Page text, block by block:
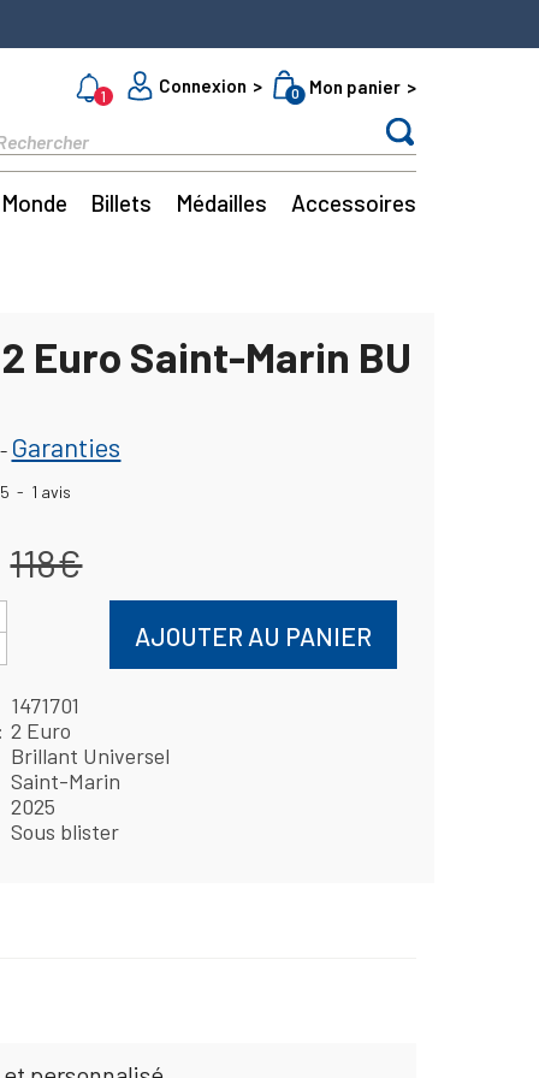
1
Connexion 0 Mon panier
Monde Billets Médailles Accessoires
Euro Saint-Marin BU
Garanties
5 - 1 avis
118€
AJOUTER AU PANIER
1471701
2 Euro
Brillant Universel
Saint-Marin
2025
Sous blister